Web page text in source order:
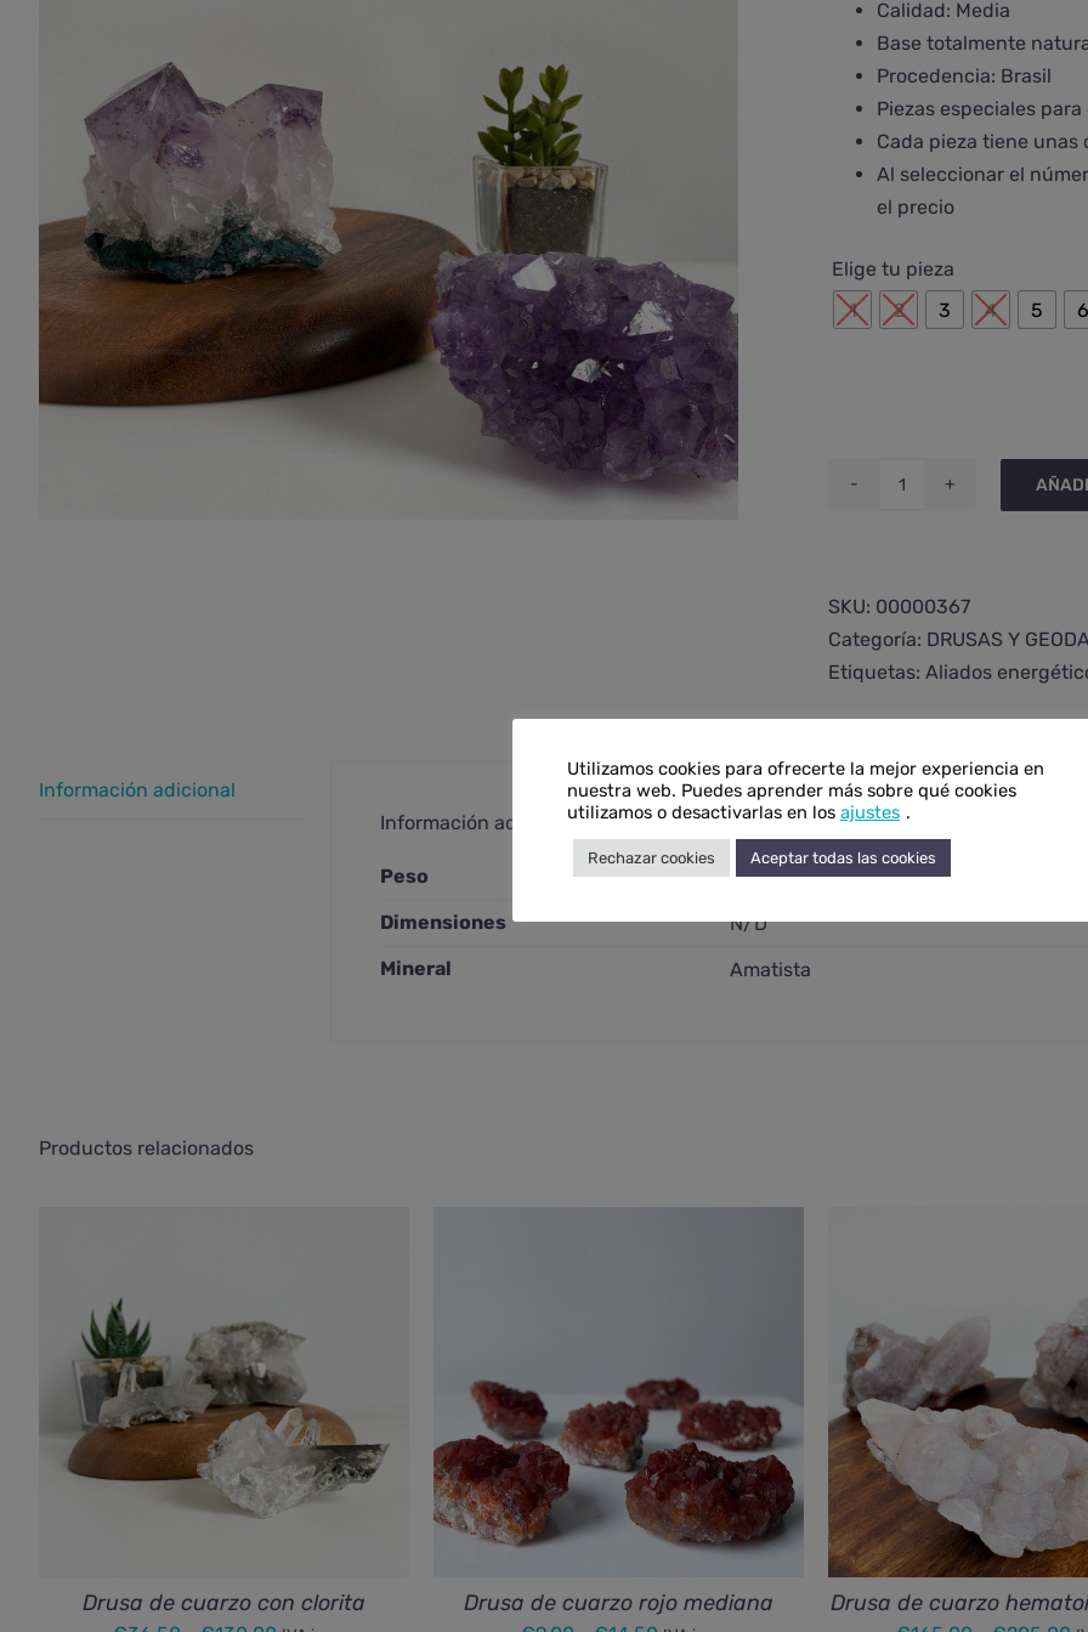
€29,00
hasta
€36,00
Calidad: Media
Base totalmente
Procedencia: Brasil
Piezas especiales
Cada pieza tiene
Al seleccionar el
el precio
Elige tu pieza
1 2 3 4 5 6
horizontal
media
cantidad
SKU: 00000367
Categoría: DRUSAS Y
Etiquetas: Aliados
Información adicional
Información adicional
Peso
N/D
Dimensiones
N/D
Mineral
Amatista
Productos relacionados
Drusa de cuarzo con clorita Drusa de cuarzo rojo mediana Drusa de cuarzo
Utilizamos cookies para ofrecerte la mejor experiencia en
nuestra web. Puedes aprender más sobre qué cookies
utilizamos o desactivarlas en los ajustes .
Rechazar cookies Aceptar todas las cookies